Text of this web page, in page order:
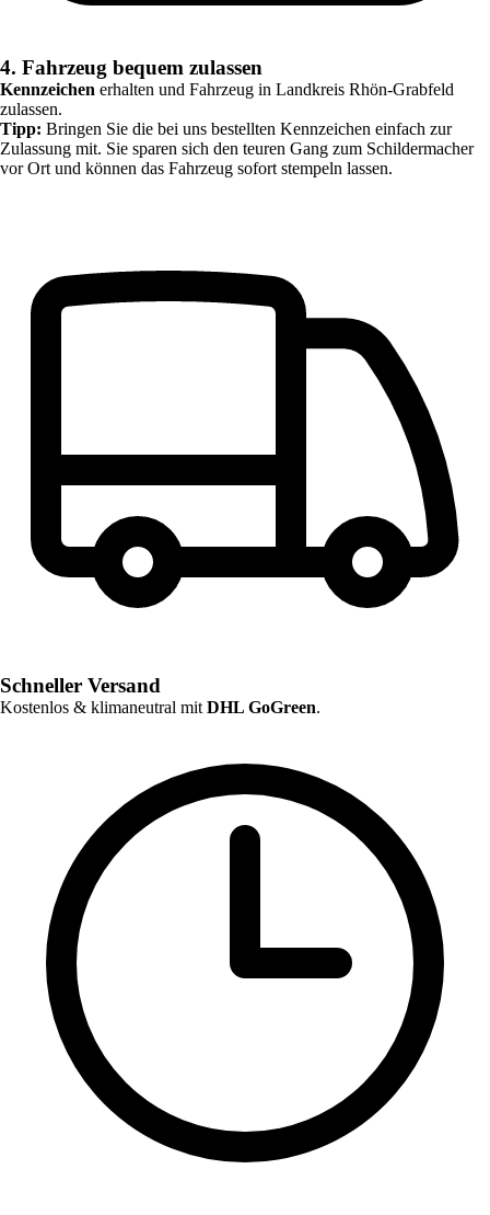
4. Fahrzeug bequem zulassen
Kennzeichen erhalten und Fahrzeug in Landkreis Rhön-Grabfeld
zulassen.
Tipp: Bringen Sie die bei uns bestellten Kennzeichen einfach zur
Zulassung mit. Sie sparen sich den teuren Gang zum Schildermacher
vor Ort und können das Fahrzeug sofort stempeln lassen.
Schneller Versand
Kostenlos & klimaneutral mit DHL GoGreen.